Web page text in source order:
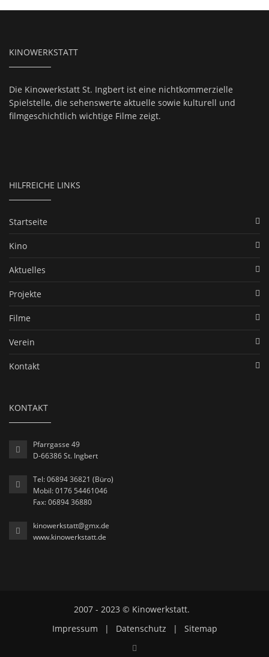
KINOWERKSTATT
Die Kinowerkstatt St. Ingbert ist eine nichtkommerzielle
Spielstelle, die sehenswerte aktuelle sowie kulturell und
filmgeschichtlich wichtige Filme zeigt.
HILFREICHE LINKS
Startseite
Kino
Aktuelles
Projekte
Filme
Verein
Kontakt
KONTAKT
Pfarrgasse 49
D-66386 St. Ingbert
Tel: 06894 36821 (Büro)
Mobil: 0176 54461046
Fax: 06894 36880
kinowerkstatt@gmx.de
www.kinowerkstatt.de
2007 - 2023 © Kinowerkstatt.
Impressum
| Datenschutz | Sitemap